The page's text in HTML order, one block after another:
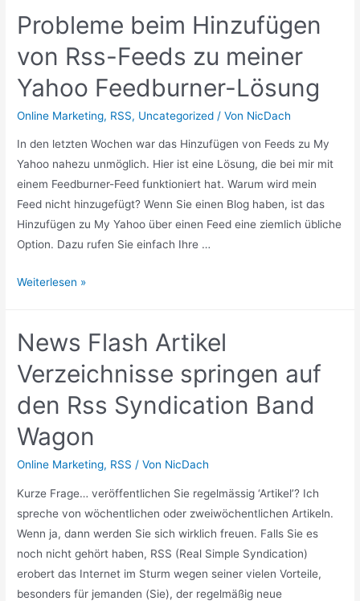
Shopify
Best
Practice
Probleme beim Hinzufügen
von Rss-Feeds zu meiner
Yahoo Feedburner-Lösung
Online Marketing, RSS, Uncategorized / Von NicDach
In den letzten Wochen war das Hinzufügen von Feeds zu My
Yahoo nahezu unmöglich. Hier ist eine Lösung, die bei mir mit
einem Feedburner-Feed funktioniert hat. Warum wird mein
Feed nicht hinzugefügt? Wenn Sie einen Blog haben, ist das
Hinzufügen zu My Yahoo über einen Feed eine ziemlich übliche
Option. Dazu rufen Sie einfach Ihre …
Probleme
von
Feeds
zu
Yahoo
Feedburner-
Weiterlesen »
News Flash Artikel
Verzeichnisse springen auf
den Rss Syndication Band
Wagon
Online Marketing, RSS / Von NicDach
Kurze Frage… veröffentlichen Sie regelmässig ‘Artikel’? Ich
spreche von wöchentlichen oder zweiwöchentlichen Artikeln.
Wenn ja, dann werden Sie sich wirklich freuen. Falls Sie es
noch nicht gehört haben, RSS (Real Simple Syndication)
erobert das Internet im Sturm wegen seiner vielen Vorteile,
besonders für jemanden (Sie), der regelmäßig neue